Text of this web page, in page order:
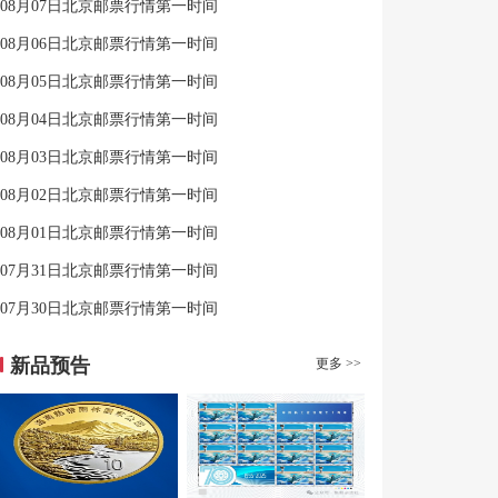
08月07日北京邮票行情第一时间
08月06日北京邮票行情第一时间
08月05日北京邮票行情第一时间
08月04日北京邮票行情第一时间
08月03日北京邮票行情第一时间
08月02日北京邮票行情第一时间
08月01日北京邮票行情第一时间
07月31日北京邮票行情第一时间
07月30日北京邮票行情第一时间
新品预告 更多 >>